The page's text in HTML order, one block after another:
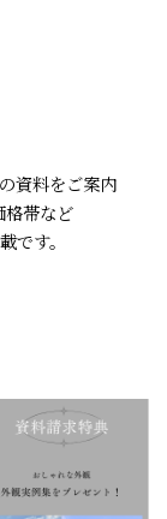
資料をご案内
格帯など
です。